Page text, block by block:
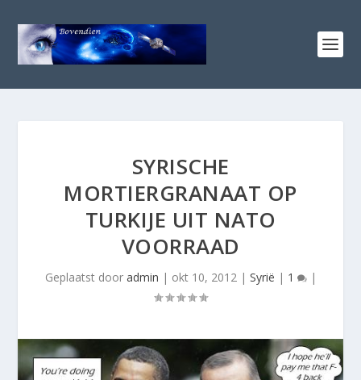
SYRISCHE
MORTIERGRANAAT OP
TURKIJE UIT NATO
VOORRAAD
Geplaatst door admin | okt 10, 2012| Syrië | 1 |